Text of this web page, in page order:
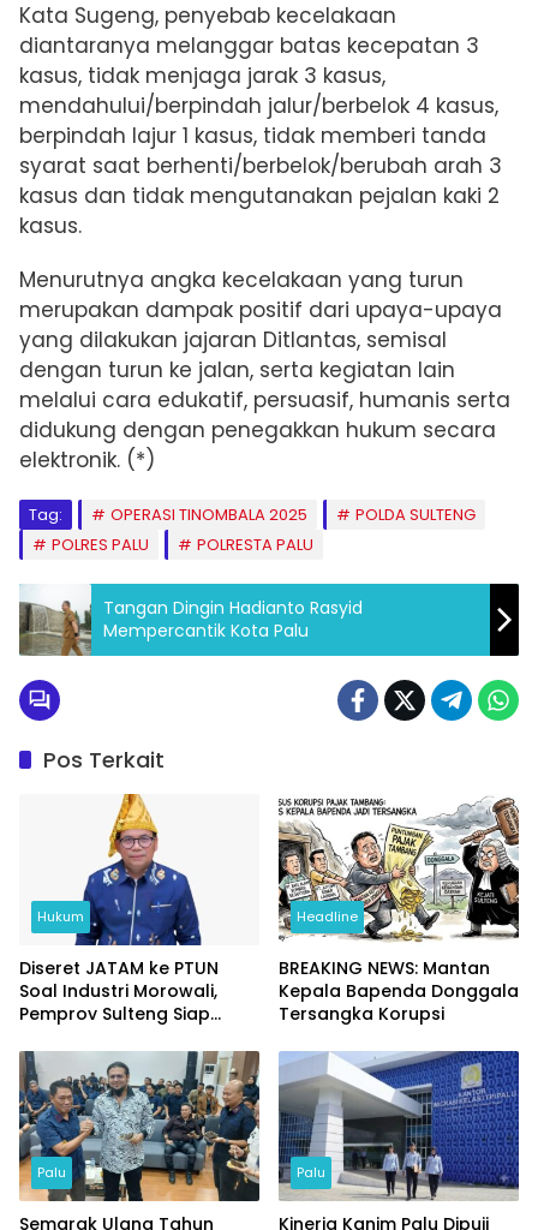
Kata Sugeng, penyebab kecelakaan
diantaranya melanggar batas kecepatan 3
kasus, tidak menjaga jarak 3 kasus,
mendahului/berpindah jalur/berbelok 4 kasus,
berpindah lajur 1 kasus, tidak memberi tanda
syarat saat berhenti/berbelok/berubah arah 3
kasus dan tidak mengutanakan pejalan kaki 2
kasus.
Menurutnya angka kecelakaan yang turun
merupakan dampak positif dari upaya-upaya
yang dilakukan jajaran Ditlantas, semisal
dengan turun ke jalan, serta kegiatan lain
melalui cara edukatif, persuasif, humanis serta
didukung dengan penegakkan hukum secara
elektronik. (*)
Tag: OPERASI TINOMBALA 2025
POLDA SULTENG
POLRES PALU
POLRESTA PALU
Tangan Dingin Hadianto Rasyid
Mempercantik Kota Palu
Pos Terkait
Hukum
Diseret JATAM ke PTUN
Soal Industri Morowali,
Pemprov Sulteng Siap
Headline
BREAKING NEWS: Mantan
Kepala Bapenda Donggala
Tersangka Korupsi
Palu
Semarak Ulang Tahun
Palu
Kinerja Kanim Palu Dipuji